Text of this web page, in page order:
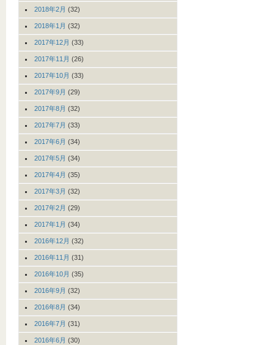
2018年2月 (32)
2018年1月 (32)
2017年12月 (33)
2017年11月 (26)
2017年10月 (33)
2017年9月 (29)
2017年8月 (32)
2017年7月 (33)
2017年6月 (34)
2017年5月 (34)
2017年4月 (35)
2017年3月 (32)
2017年2月 (29)
2017年1月 (34)
2016年12月 (32)
2016年11月 (31)
2016年10月 (35)
2016年9月 (32)
2016年8月 (34)
2016年7月 (31)
2016年6月 (30)